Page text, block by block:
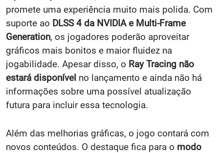
promete uma experiência muito mais polida. Com
suporte ao DLSS 4 da NVIDIA e Multi-Frame
Generation, os jogadores poderão aproveitar
gráficos mais bonitos e maior fluidez na
jogabilidade. Apesar disso, o Ray Tracing não
estará disponível no lançamento e ainda não há
informações sobre uma possível atualização
futura para incluir essa tecnologia.
Além das melhorias gráficas, o jogo contará com
novos conteúdos. O destaque fica para o modo